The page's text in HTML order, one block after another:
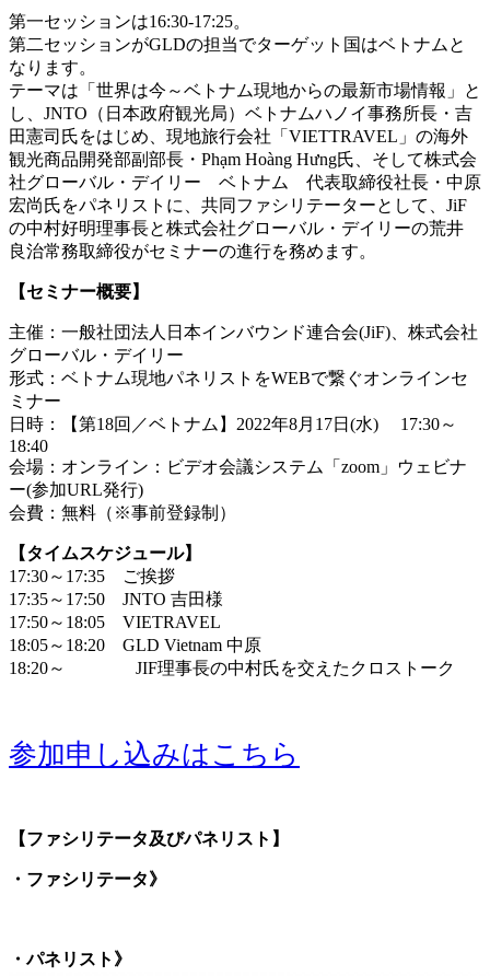
第一セッションは16:30-17:25。
第二セッションがGLDの担当でターゲット国はベトナムと
なります。
テーマは「世界は今～ベトナム現地からの最新市場情報」と
し、JNTO（日本政府観光局）ベトナムハノイ事務所長・吉
田憲司氏をはじめ、現地旅行会社「VIETTRAVEL」の海外
観光商品開発部副部長・Phạm Hoàng Hưng氏、そして株式会
社グローバル・デイリー ベトナム 代表取締役社長・中原
宏尚氏をパネリストに、共同ファシリテーターとして、JiF
の中村好明理事長と株式会社グローバル・デイリーの荒井
良治常務取締役がセミナーの進行を務めます。
【セミナー概要】
主催：一般社団法人日本インバウンド連合会(JiF)、株式会社
グローバル・デイリー
形式：ベトナム現地パネリストをWEBで繋ぐオンラインセ
ミナー
日時：【第18回／ベトナム】2022年8月17日(水) 17:30～
18:40
会場：オンライン：ビデオ会議システム「zoom」ウェビナ
ー(参加URL発行)
会費：無料（※事前登録制）
【タイムスケジュール】
17:30～17:35 ご挨拶
17:35～17:50 JNTO 吉田様
17:50～18:05 VIETRAVEL
18:05～18:20 GLD Vietnam 中原
18:20～ JIF理事長の中村氏を交えたクロストーク
参加申し込みはこちら
【ファシリテータ及びパネリスト】
・ファシリテータ》
・パネリスト》